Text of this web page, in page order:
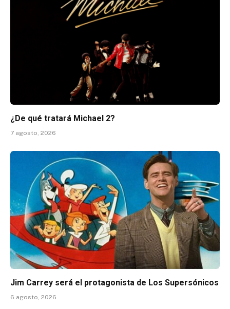
¿De qué tratará Michael 2?
7 agosto, 2026
Jim Carrey será el protagonista de Los Supersónicos
6 agosto, 2026